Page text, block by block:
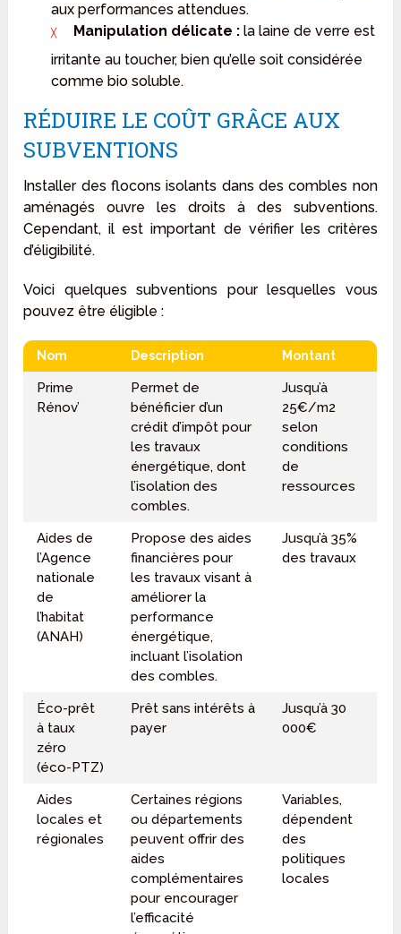
aux performances attendues.
Manipulation délicate :la laine de verre est
irritante au toucher, bien qu’elle soit considérée
comme bio soluble.
RÉDUIRE LE COÛT GRÂCE AUX
SUBVENTIONS
Installer des flocons isolants dans des combles non
aménagés ouvre les droits à des subventions.
Cependant, il est important de vérifier les critères
d’éligibilité.
Voici quelques subventions pour lesquelles vous
pouvez être éligible :
Nom Description Montant
Prime
Rénov’
Permet de
bénéficier d’un
crédit d’impôt pour
les travaux
énergétique, dont
l’isolation des
combles.
Jusqu’à
25€/m2
selon
conditions
de
ressources
Aides de
l’Agence
nationale
de
l’habitat
(ANAH)
Propose des aides
financières pour
les travaux visant à
améliorer la
performance
énergétique,
incluant l’isolation
des combles.
Jusqu’à 35%
des travaux
Éco-prêt
à taux
zéro
(éco-PTZ)
Prêt sans intérêts à
payer
Jusqu’à 30
000€
Aides
locales et
régionales
Certaines régions
ou départements
peuvent offrir des
aides
complémentaires
pour encourager
l’efficacité
Variables,
dépendent
des
politiques
locales